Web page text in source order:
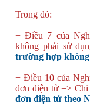
Trong đó:
+ Điều 7 của
không phải sử
trường hợp
+ Điều 10 của
đơn điện tử => Chi
đơn điện tử theo